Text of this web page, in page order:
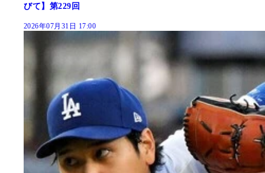
びて】第229回
2026年07月31日 17:00